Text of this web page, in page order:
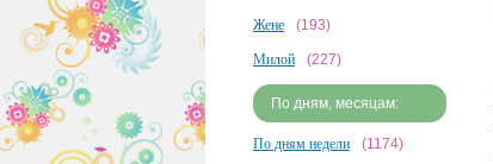
Жене (193)
Милой (227)
По дням, месяцам:
По дням недели (1174)